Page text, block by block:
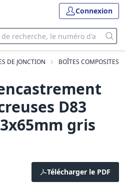
Connexion
DE JONCTION BOÎTES COMPOSITES
D83
gris
Télécharger le PDF